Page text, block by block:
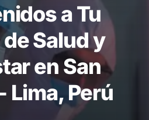
a Tu
Salud y
en San
Lima, Perú